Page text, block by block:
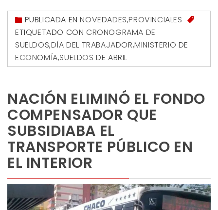
PUBLICADA ENNOVEDADES,PROVINCIALES
ETIQUETADO CON CRONOGRAMA DE
SUELDOS,DÍA DEL TRABAJADOR,MINISTERIO DE
ECONOMÍA,SUELDOS DE ABRIL
NACIÓN ELIMINÓ EL FONDO
COMPENSADOR QUE
SUBSIDIABA EL
TRANSPORTE PÚBLICO EN
EL INTERIOR